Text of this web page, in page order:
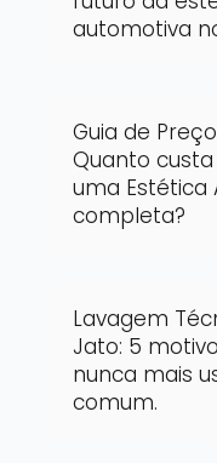
automotiva
Guia de
Quanto
uma Estética
completa?
Lavagem
Jato: 5
nunca mais
comum.